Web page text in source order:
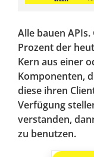
Alle bauen
Prozent der
Kern aus einer
Komponenten,
diese ihren
Verfügung
verstanden,
zu benutzen.